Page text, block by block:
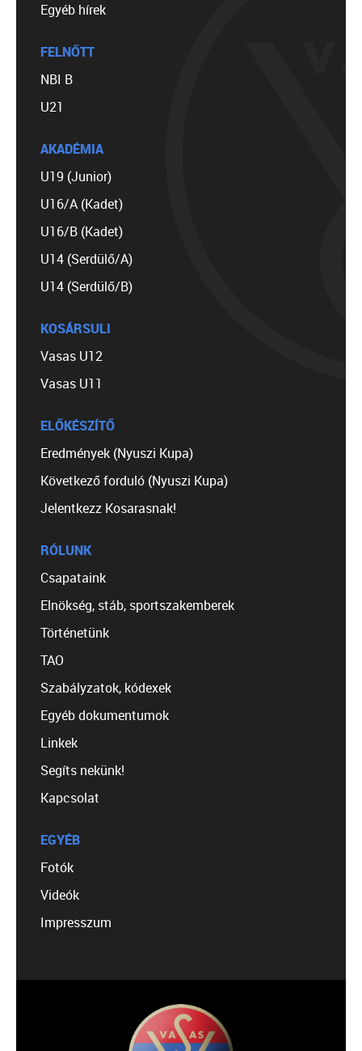
Egyéb hírek
FELNŐTT
NBI B
U21
AKADÉMIA
U19 (Junior)
U16/A (Kadet)
U16/B (Kadet)
U14 (Serdülő/A)
U14 (Serdülő/B)
KOSÁRSULI
Vasas U12
Vasas U11
ELŐKÉSZÍTŐ
Eredmények (Nyuszi Kupa)
Következő forduló (Nyuszi Kupa)
Jelentkezz Kosarasnak!
RÓLUNK
Csapataink
Elnökség, stáb, sportszakemberek
Történetünk
TAO
Szabályzatok, kódexek
Egyéb dokumentumok
Linkek
Segíts nekünk!
Kapcsolat
EGYÉB
Fotók
Videók
Impresszum